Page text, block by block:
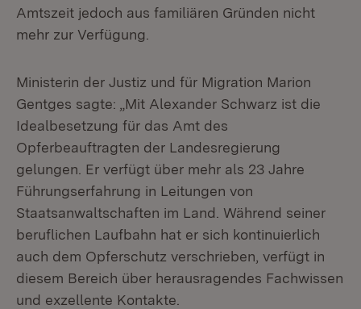
Amtszeit jedoch aus familiären Gründen nicht
mehr zur Verfügung.
Ministerin der Justiz und für Migration Marion
Gentges sagte: „Mit Alexander Schwarz ist die
Idealbesetzung für das Amt des
Opferbeauftragten der Landesregierung
gelungen. Er verfügt über mehr als 23 Jahre
Führungserfahrung in Leitungen von
Staatsanwaltschaften im Land. Während seiner
beruflichen Laufbahn hat er sich kontinuierlich
auch dem Opferschutz verschrieben, verfügt in
diesem Bereich über herausragendes Fachwissen
und exzellente Kontakte.